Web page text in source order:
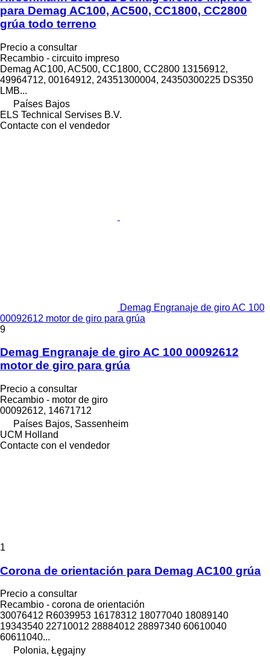
para Demag AC100, AC500, CC1800, CC2800
grúa todo terreno
Precio a consultar
Recambio - circuito impreso
Demag AC100, AC500, CC1800, CC2800 13156912,
49964712, 00164912, 24351300004, 24350300225 DS350
LMB...
Países Bajos
ELS Technical Servises B.V.
Contacte con el vendedor
Demag Engranaje de giro AC 100
00092612 motor de giro para grúa
9
Demag Engranaje de giro AC 100 00092612
motor de giro para grúa
Precio a consultar
Recambio - motor de giro
00092612, 14671712
Países Bajos, Sassenheim
UCM Holland
Contacte con el vendedor
1
Corona de orientación para Demag AC100 grúa
Precio a consultar
Recambio - corona de orientación
30076412 R6039953 16178312 18077040 18089140
19343540 22710012 28884012 28897340 60610040
60611040...
Polonia, Łęgajny